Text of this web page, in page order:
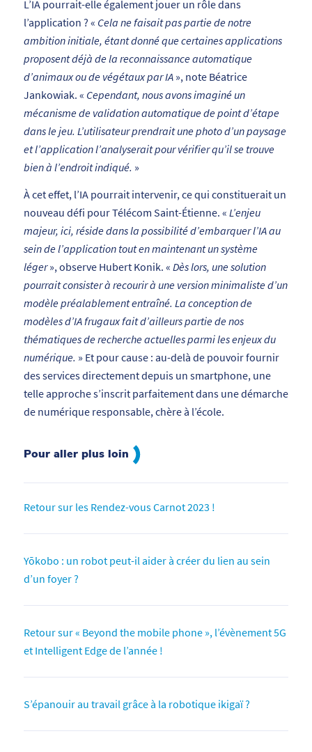
L’IA pourrait-elle également jouer un rôle dans
l’application ? « Cela ne faisait pas partie de notre
ambition initiale, étant donné que certaines applications
proposent déjà de la reconnaissance automatique
d’animaux ou de végétaux par IA», note Béatrice
Jankowiak. « Cependant, nous avons imaginé un
mécanisme de validation automatique de point d’étape
dans le jeu. L’utilisateur prendrait une photo d’un paysage
et l’application l’analyserait pour vérifier qu’il se trouve
bien à l’endroit indiqué. »
À cet effet, l’IA pourrait intervenir, ce qui constituerait un
nouveau défi pour Télécom Saint-Étienne. « L’enjeu
majeur, ici, réside dans la possibilité d’embarquer l’IA au
sein de l’application tout en maintenant un système
léger», observe Hubert Konik. « Dès lors, une solution
pourrait consister à recourir à une version minimaliste d’un
modèle préalablement entraîné. La conception de
modèles d’IA frugaux fait d’ailleurs partie de nos
thématiques de recherche actuelles parmi les enjeux du
numérique. » Et pour cause : au-delà de pouvoir fournir
des services directement depuis un smartphone, une
telle approche s’inscrit parfaitement dans une démarche
de numérique responsable, chère à l’école.
Pour aller plus loin
Retour sur les Rendez-vous Carnot 2023 !
Yōkobo : un robot peut-il aider à créer du lien au sein
d’un foyer ?
Retour sur « Beyond the mobile phone », l’évènement 5G
et Intelligent Edge de l’année !
S’épanouir au travail grâce à la robotique ikigaï ?